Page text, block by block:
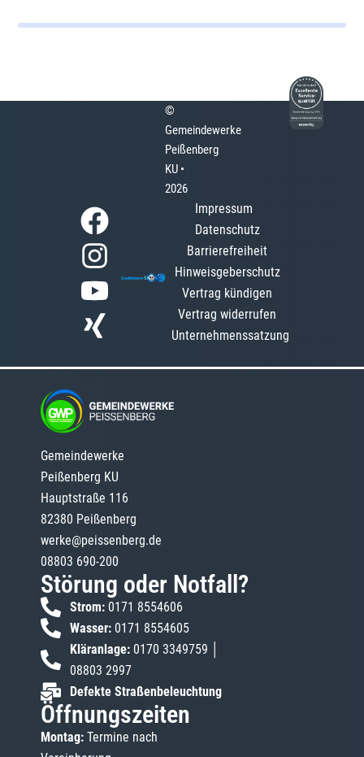
©
Gemeindewerke
Peißenberg
KU •
2026
Impressum
Datenschutz
Barrierefreiheit
Hinweisgeberschutz
Vertrag kündigen
Vertrag widerrufen
Unternehmenssatzung
Gemeindewerke
Peißenberg KU
Hauptstraße 116
82380 Peißenberg
werke@peissenberg.de
08803 690-200
Störung oder Notfall?
Strom: 0171 8554606
Wasser: 0171 8554605
Kläranlage: 0170 3349759 │
08803 2997
Defekte Straßenbeleuchtung
Öffnungszeiten
Montag: Termine nach